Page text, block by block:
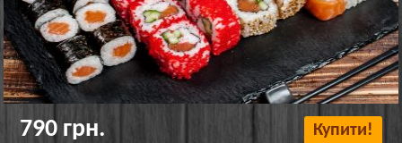
790 грн. Купити!